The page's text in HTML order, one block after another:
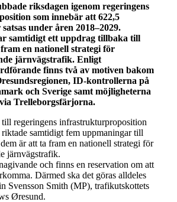
riksdagen igenom regeringens
som innebär att 622,5
under åren 2018–2029.
samtidigt ett uppdrag tillbaka till
en nationell strategi för
järnvägstrafik. Enligt
finns två av motiven bakom
ID-kontrollerna på
och Sverige samt möjligheterna
Trelleborgsfärjorna.
till regeringens infrastrukturproposition
samtidigt fem uppmaningar till
är att ta fram en nationell strategi för
järnvägstrafik.
och finns en reservation om att
Därmed ska det göras alldeles
Svensson Smith (MP), trafikutskottets
Øresund.